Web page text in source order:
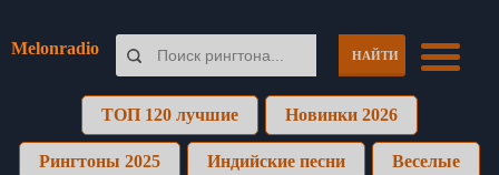
Melonradio НАЙТИ
ТОП 120 лучшие Новинки 2026
Рингтоны 2025 Индийские песни Веселые